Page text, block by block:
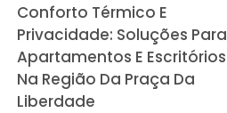
Conforto Térmico E
Privacidade: Soluções Para
Apartamentos E Escritórios
Na Região Da Praça Da
Liberdade